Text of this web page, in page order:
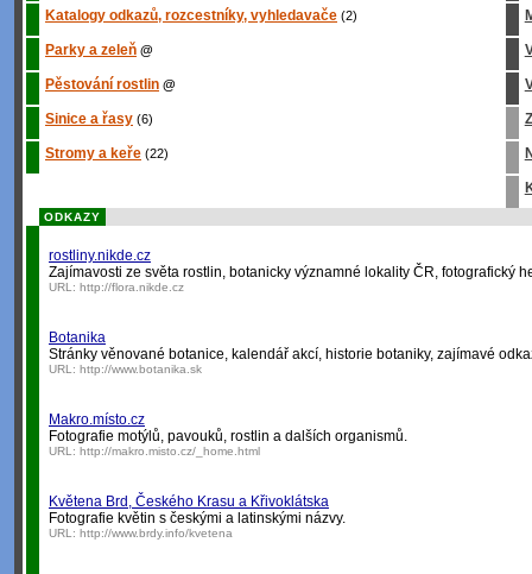
Katalogy odkazů, rozcestníky, vyhledavače (2)
Parky a zeleň @
Pěstování rostlin @
Sinice a řasy (6)
Stromy a keře (22)
ODKAZY
rostliny.nikde.cz
Zajímavosti ze světa rostlin, botanicky významné lokality ČR, fotografický
URL: http://flora.nikde.cz
Botanika
Stránky věnované botanice, kalendář akcí, historie botaniky, zajímavé
URL: http://www.botanika.sk
Makro.místo.cz
Fotografie motýlů, pavouků, rostlin a dalších organismů.
URL: http://makro.misto.cz/_home.html
Květena Brd, Českého Krasu a Křivoklátska
Fotografie květin s českými a latinskými názvy.
URL: http://www.brdy.info/kvetena